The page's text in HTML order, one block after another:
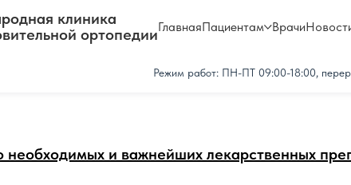
клиника
ортопедииГлавнаяПациентам Врачи
Режим работ: ПН-ПТ 09:00-18:00,
Главная →
необходимых и важнейших лекарственных